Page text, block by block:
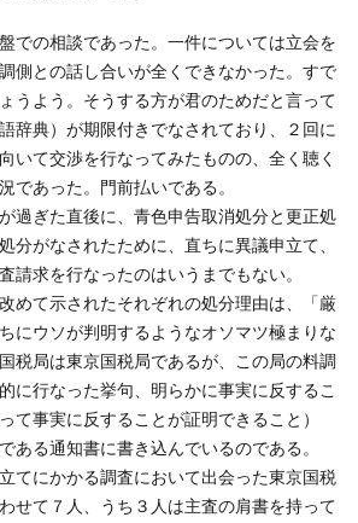
での相談であった。一件については立会を
側との話し合いが全くできなかった。すで
うよう。そうする方が君のためだと言って
辞典）が期限付きでなされており、２回に
いて交渉を行なってみたものの、全く聴く
であった。門前払いである。
過ぎた直後に、青色申告取消処分と更正処
分がなされたために、直ちに異議申立て、
請求を行なったのはいうまでもない。
めて示されたそれぞれの処分理由は、「厳
にウソが判明するようなオソマツ極まりな
税局は東京国税局であるが、この局の料調
に行なった挙句、明らかに事実に反するこ
て事実に反することが証明できること）
ある通知書に書き込んでいるのである。
てにかかる調査において出会った東京国税
せて７人、うち３人は主査の肩書を持って